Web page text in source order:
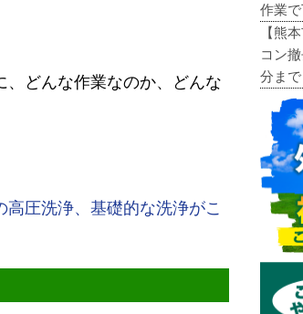
どんな作業なのか、どんな
高圧洗浄、基礎的な洗浄がこ
作業
【熊
コン
分ま